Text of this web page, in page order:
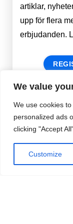
We value
We use cookies
personalized ads
clicking "Accept
Customize
artiklar,
upp för flera
erbjudanden.
Förnamn *
Efternamn *
Email
Password